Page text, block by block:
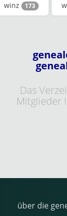
winz 173
Das
Mitglieder
über die